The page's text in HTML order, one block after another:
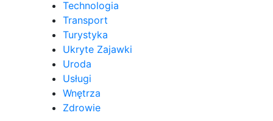
Technologia
Transport
Turystyka
Ukryte Zajawki
Uroda
Usługi
Wnętrza
Zdrowie